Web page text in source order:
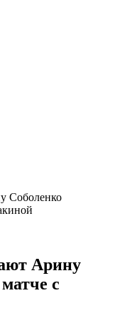
Соболенко
Арину
с